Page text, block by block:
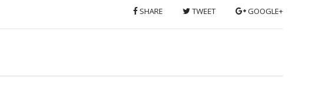
SHARE TWEET GOOGLE+